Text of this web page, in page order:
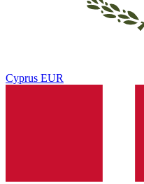
Cyprus EUR